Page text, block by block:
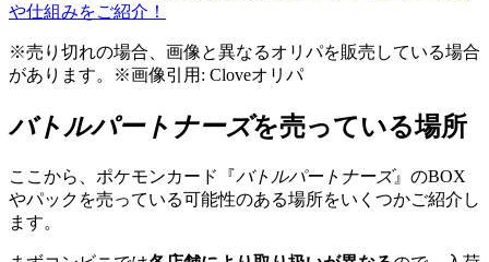
や仕組みをご紹介！
※売り切れの場合、画像と異なるオリパを販売している場合
があります。※画像引用: Cloveオリパ
バトルパートナーズを売っている場所
ここから、ポケモンカード『バトルパートナーズ』のBOX
やパックを売っている可能性のある場所をいくつかご紹介し
ます。